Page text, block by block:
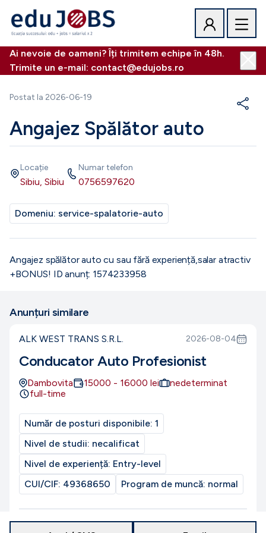
Ai nevoie de oameni? Îți trimitem echipe în 48h.
Trimite un e-mail: contact@edujobs.ro
Postat la 2026-06-19
Angajez Spălător auto
Locație
Sibiu, Sibiu
Numar telefon
0756597620
Domeniu: service-spalatorie-auto
Angajez spălător auto cu sau fără experiență,salar atractiv
+BONUS! ID anunț: 1574233958
Anunțuri similare
ALK WEST TRANS S.R.L. 2026-08-04
Conducator Auto Profesionist
Dambovita 15000 - 16000 lei
nedeterminat
full-time
Număr de posturi disponibile: 1
Nivel de studii: necalificat
Nivel de experiență: Entry-level
CUI/CIF: 49368650 Program de muncă: normal